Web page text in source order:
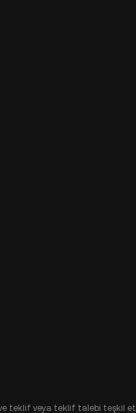
teklif veya teklif talebi teşkil